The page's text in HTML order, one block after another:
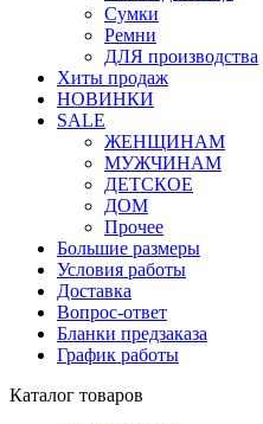
Сумки
Ремни
ДЛЯ производства
Хиты продаж
НОВИНКИ
SALE
ЖЕНЩИНАМ
МУЖЧИНАМ
ДЕТСКОЕ
ДОМ
Прочее
Большие размеры
Условия работы
Доставка
Вопрос-ответ
Бланки предзаказа
График работы
Каталог товаров